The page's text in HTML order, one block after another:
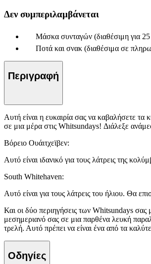
Δεν συμπεριλαμβάνεται
Μάσκα συνταγών (διαθέσιμη για
Ποτά και σνακ (διαθέσιμα σε
Περιγραφή
Αυτή είναι η ευκαιρία σας να καβαλήσετε
σε μια μέρα στις Whitsundays! Διάλεξε
Βόρειο Ουάιτχεϊβεν:
Αυτό είναι ιδανικό για τους λάτρεις της
South Whitehaven:
Αυτό είναι για τους λάτρεις του ήλιου. Θα
Και οι δύο περιηγήσεις των Whitsundays
μεσημεριανό σας σε μια παρθένα λευκή
τρελή. Αυτό πρέπει να είναι ένα από τα
Οδηγίες